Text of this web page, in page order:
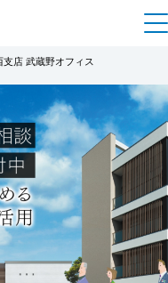
支店 武蔵野オフィス
ための賃貸モ
落合会場
た『賃貸充